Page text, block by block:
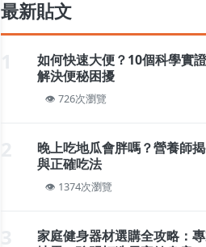
最新貼文
如何快速大便？10個科學實
解決便秘困擾
726次瀏覽
晚上吃地瓜會胖嗎？營養師
與正確吃法
1374次瀏覽
家庭健身器材選購全攻略：